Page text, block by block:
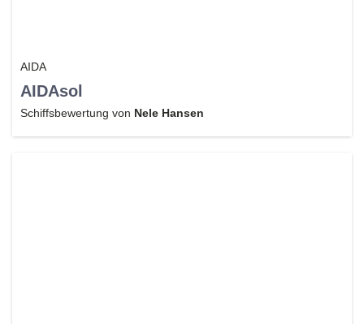
AIDA
AIDAsol
Schiffsbewertung von Nele Hansen